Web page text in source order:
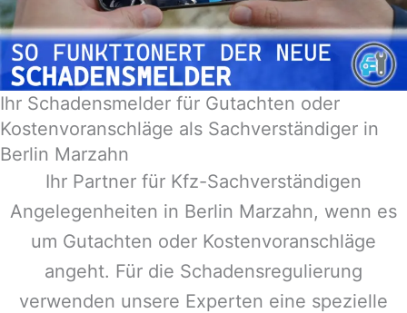
Ihr Schadensmelder für Gutachten oder
Kostenvoranschläge als Sachverständiger in
Berlin Marzahn
Ihr Partner für Kfz-Sachverständigen
Angelegenheiten in Berlin Marzahn, wenn es
um Gutachten oder Kostenvoranschläge
angeht. Für die Schadensregulierung
verwenden unsere Experten eine spezielle